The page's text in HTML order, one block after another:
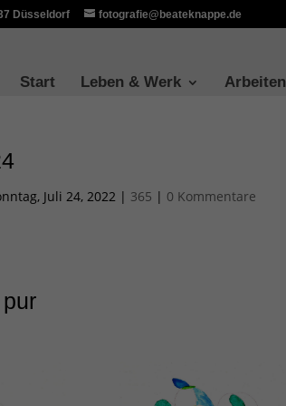
Düsseldorf fotografie@beateknappe.de
Start Leben & Werk Arbeiten
Juli 24, 2022 | 365 | 0 Kommentare